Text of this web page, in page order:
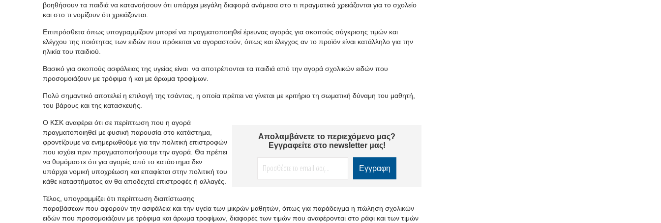
βοηθήσουν τα παιδιά να κατανοήσουν ότι υπάρχει μεγάλη διαφορά ανάμεσα στο τι πραγματικά χρειάζονται για το σχολείο
και στο τι νομίζουν ότι χρειάζονται.
Επιπρόσθετα όπως υπογραμμίζουν μπορεί να πραγματοποιηθεί έρευνας αγοράς για σκοπούς σύγκρισης τιμών και
ελέγχου της ποιότητας των ειδών που πρόκειται να αγοραστούν, όπως και έλεγχος αν το προϊόν είναι κατάλληλο για την
ηλικία του παιδιού.
Βασικό για σκοπούς ασφάλειας της υγείας είναι να αποτρέπονται τα παιδιά από την αγορά σχολικών ειδών που
προσομοιάζουν με τρόφιμα ή και με άρωμα τροφίμων.
Πολύ σημαντικό αποτελεί η επιλογή της τσάντας, η οποία πρέπει να γίνεται με κριτήριο τη σωματική δύναμη του μαθητή,
του βάρους και της κατασκευής.
Απολαμβάνετε το περιεχόμενο μας?
Εγγραφείτε στο newsletter μας!
Ο ΚΣΚ αναφέρει ότι σε περίπτωση που η αγορά
πραγματοποιηθεί με φυσική παρουσία στο κατάστημα,
φροντίζουμε να ενημερωθούμε για την πολιτική επιστροφών
που ισχύει πριν πραγματοποιήσουμε την αγορά. Θα πρέπει
να θυμόμαστε ότι για αγορές από το κατάστημα δεν
υπάρχει νομική υποχρέωση και επαφίεται στην πολιτική του
κάθε καταστήματος αν θα αποδεχτεί επιστροφές ή αλλαγές.
Τέλος, υπογραμμίζει ότι περίπτωση διαπίστωσης
παραβάσεων που αφορούν την ασφάλεια και την υγεία των μικρών μαθητών, όπως για παράδειγμα η πώληση σχολικών
ειδών που προσομοιάζουν με τρόφιμα και άρωμα τροφίμων, διαφορές των τιμών που αναφέρονται στο ράφι και των τιμών